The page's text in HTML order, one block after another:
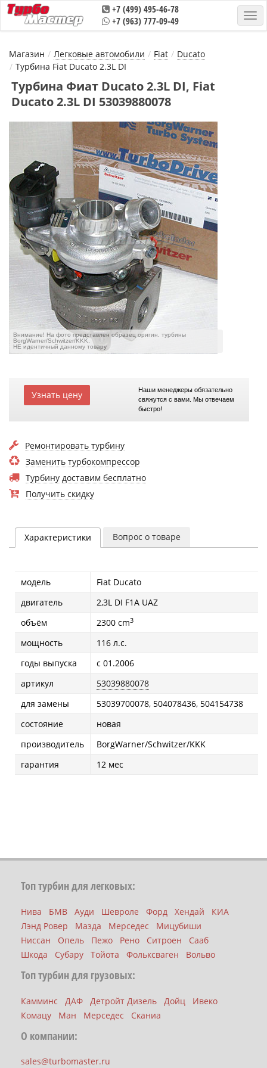
+7 (499) 495-46-78
+7 (963) 777-09-49
Магазин Легковые автомобили Fiat
Ducatо
Турбина Fiat Ducato 2.3L DI
Турбина Фиат Ducato 2.3L DI, Fiat
Ducato 2.3L DI 53039880078
Внимание! На фото представлен образец оригин. турбины
BorgWarner/Schwitzer/KKK,
НЕ идентичный данному товару
Узнать цену
Наши менеджеры обязательно
свяжутся с вами. Мы отвечаем
быстро!
Ремонтировать турбину
Заменить турбокомпрессор
Турбину доставим бесплатно
Получить скидку
Характеристики Вопрос о товаре
модель
Fiat Ducatо
двигатель
2,3L DI F1A UAZ
объём
2300 cm3
мощность
116 л.с.
годы выпуска
с 01.2006
артикул
53039880078
для замены
53039700078, 504078436, 504154738
состояние
новая
производитель
BorgWarner/Schwitzer/KKK
гарантия
12 мес
Топ турбин для легковых:
Нива БМВ Ауди Шевроле Форд Хендай
КИА
Лэнд Ровер
Мазда Мерседес
Мицубиши
Ниссан
Опель Пежо Рено Ситроен
Сааб
Шкода
Субару Тойота Фольксваген Вольво
Топ турбин для грузовых:
Камминс ДАФ Детройт Дизель Дойц
Ивеко
Комацу
Ман Мерседес Сканиа
О компании:
sales@turbomaster.ru